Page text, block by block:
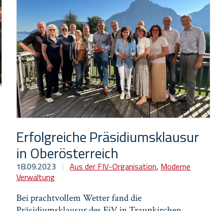
Erfolgreiche Präsidiumsklausur
in Oberösterreich
18.09.2023 | Aus der FIV-Organisation, Moderne
Verwaltung
Bei prachtvollem Wetter fand die